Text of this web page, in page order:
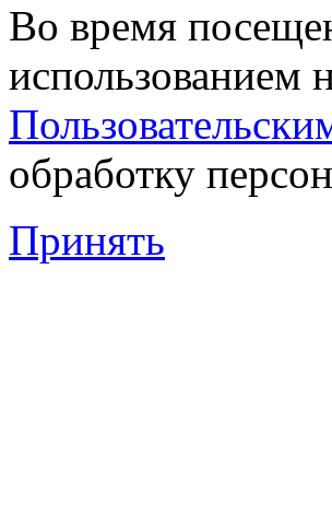
Во время
использованием
обработку
Принять